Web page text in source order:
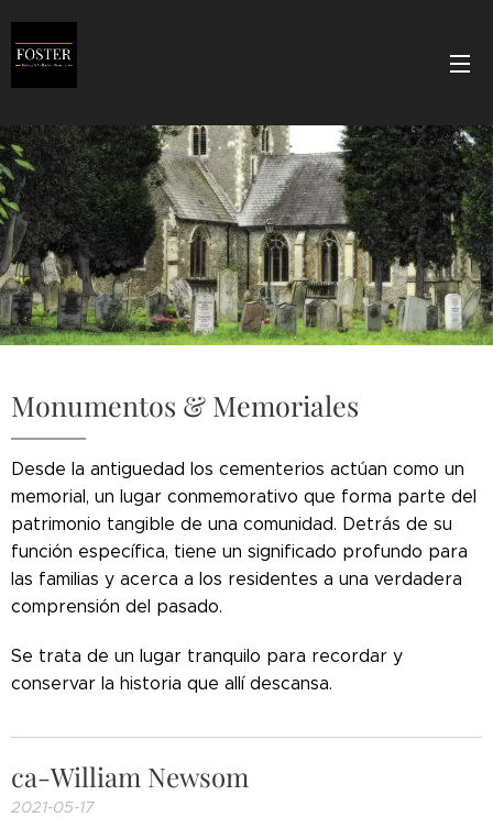
Monumentos & Memoriales
Desde la antiguedad los cementerios actúan como un
memorial, un lugar conmemorativo que forma parte del
patrimonio tangible de una comunidad. Detrás de su
función específica, tiene un significado profundo para
las familias y acerca a los residentes a una verdadera
comprensión del pasado.
Se trata de un lugar tranquilo para recordar y
conservar la historia que allí descansa.
ca-William Newsom
2021-05-17